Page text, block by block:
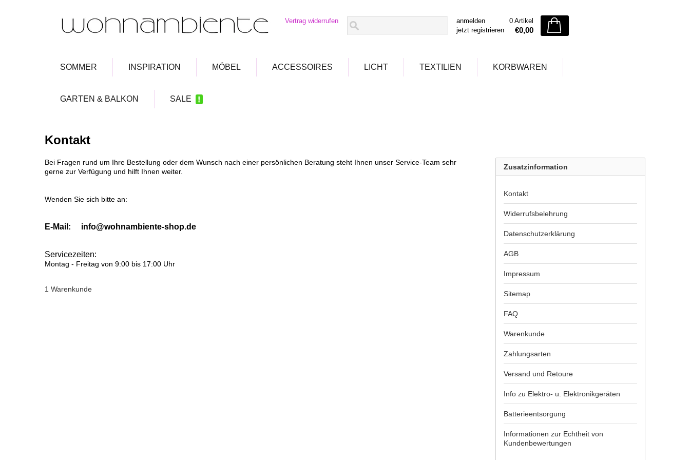
Vertrag widerrufen
anmelden
jetzt registrieren
0 Artikel
€0,00
SOMMER INSPIRATION MÖBEL ACCESSOIRES LICHT TEXTILIEN KORBWAREN
GARTEN & BALKON SALE
Kontakt
Bei Fragen rund um Ihre Bestellung oder dem Wunsch nach einer persönlichen Beratung steht Ihnen unser Service-Team sehr
gerne zur Verfügung und hilft Ihnen weiter.
Wenden Sie sich bitte an:
E-Mail: info@wohnambiente-shop.de
Servicezeiten:
Montag - Freitag von 9:00 bis 17:00 Uhr
1 Warenkunde
Zusatzinformation
Kontakt
Widerrufsbelehrung
Datenschutzerklärung
AGB
Impressum
Sitemap
FAQ
Warenkunde
Zahlungsarten
Versand und Retoure
Info zu Elektro- u. Elektronikgeräten
Batterieentsorgung
Informationen zur Echtheit von
Kundenbewertungen